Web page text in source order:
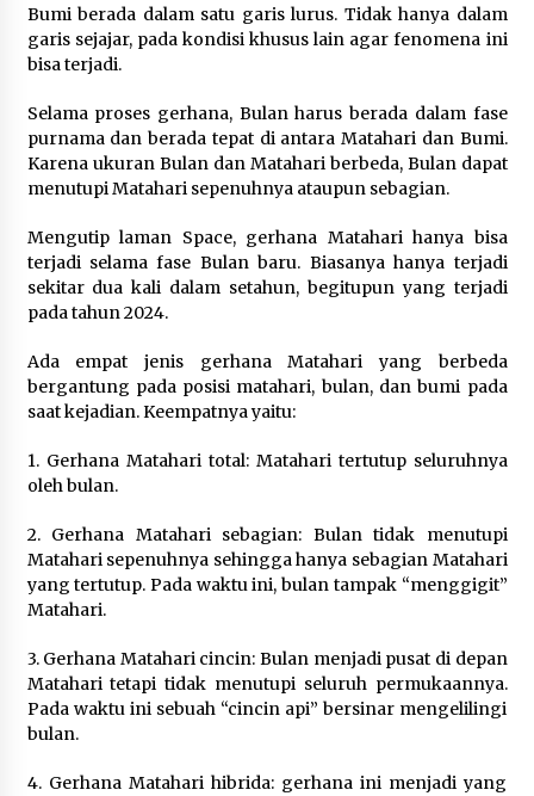
Teknologi” Kemendiktisaintek
1 hari ago
Publik di Lingkup Pemkab Sumbawa
2 hari ago
Bupati H. Jarot Dorong Inovasi Pelayanan
Diluncurkan
2 hari ago
Jasa Raharja Serahkan Santunan kepada Ahli
2 hari ago
KAJARI KSB: PERKARA COMBINE TIDAK BISA
DIKUBUR! LAPORAN SUDAH KE KEJAGUNG,
NEGARA DARI BPK ” Penanganan Perkara
2 hari ago
Penanganan Korban KM Mutiara Sentosa II di
RS PHC Surabaya
3 hari ago
SIDAK BUPATI dan KAPOLRES DI LANTUNG CUMA
SEREMONI, TAMBANG ILEGAL TETAP JALAN ”
Sidak Cuma Foto – Foto “
3 hari ago
Ketua KONI Mengajak Seluruh Elemen Daerah
Cabang Olahraga PON 2028
Bumi berada dalam satu garis lurus. Tidak hanya dalam
garis sejajar, pada kondisi khusus lain agar fenomena ini
bisa terjadi.
Selama proses gerhana, Bulan harus berada dalam fase
purnama dan berada tepat di antara Matahari dan Bumi.
Karena ukuran Bulan dan Matahari berbeda, Bulan dapat
menutupi Matahari sepenuhnya ataupun sebagian.
Mengutip laman Space, gerhana Matahari hanya bisa
terjadi selama fase Bulan baru. Biasanya hanya terjadi
sekitar dua kali dalam setahun, begitupun yang terjadi
pada tahun 2024.
Ada empat jenis gerhana Matahari yang berbeda
bergantung pada posisi matahari, bulan, dan bumi pada
saat kejadian. Keempatnya yaitu:
1. Gerhana Matahari total: Matahari tertutup seluruhnya
oleh bulan.
2. Gerhana Matahari sebagian: Bulan tidak menutupi
Matahari sepenuhnya sehingga hanya sebagian Matahari
yang tertutup. Pada waktu ini, bulan tampak “menggigit”
Matahari.
3. Gerhana Matahari cincin: Bulan menjadi pusat di depan
Matahari tetapi tidak menutupi seluruh permukaannya.
Pada waktu ini sebuah “cincin api” bersinar mengelilingi
bulan.
4. Gerhana Matahari hibrida: gerhana ini menjadi yang